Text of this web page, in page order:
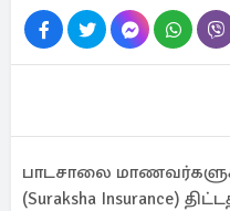
பாடசாலை
(Suraksha Insurance)